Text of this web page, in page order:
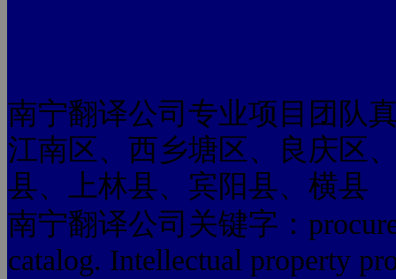
南宁翻译公司专业项目团队
江南区、西乡塘区、良庆区
县、上林县、宾阳县、横县
南宁翻译公司关键字：
catalog. Intellectual property